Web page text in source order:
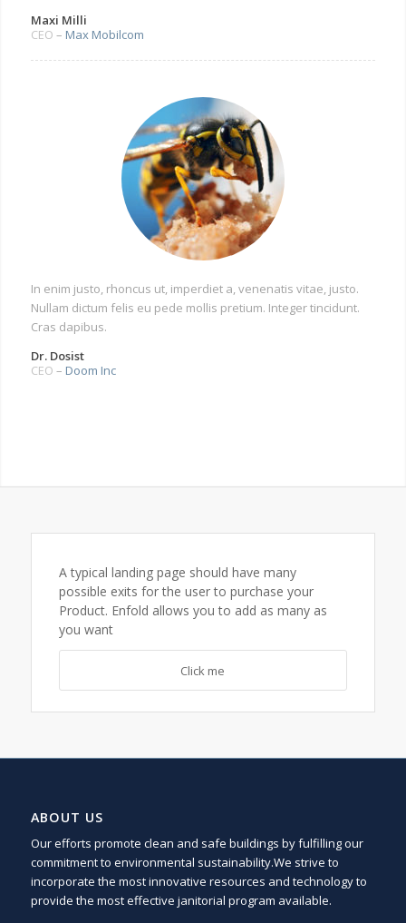
Maxi Milli
CEO – Max Mobilcom
In enim justo, rhoncus ut, imperdiet a, venenatis vitae, justo.
Nullam dictum felis eu pede mollis pretium. Integer tincidunt.
Cras dapibus.
Dr. Dosist
CEO – Doom Inc
A typical landing page should have many
possible exits for the user to purchase your
Product. Enfold allows you to add as many as
you want
Click me
ABOUT US
Our efforts promote clean and safe buildings by fulfilling our
commitment to environmental sustainability.We strive to
incorporate the most innovative resources and technology to
provide the most effective janitorial program available.